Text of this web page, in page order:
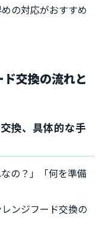
の対応がおすすめ
交換の流れと
換、具体的な手
の？」「何を準備
ンジフード交換の